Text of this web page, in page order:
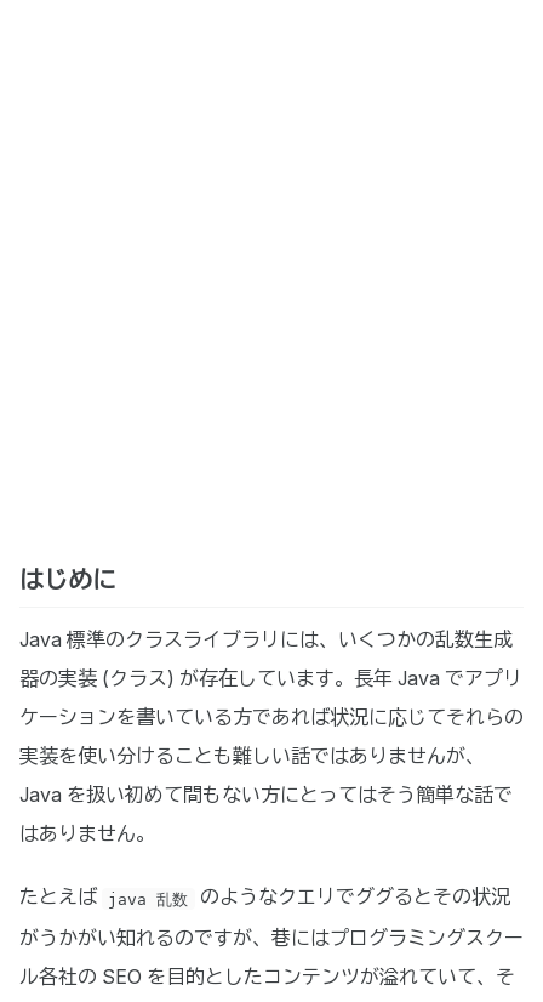
はじめに
Java 標準のクラスライブラリには、いくつかの乱数生成
器の実装 (クラス) が存在しています。長年 Java でアプリ
ケーションを書いている方であれば状況に応じてそれらの
実装を使い分けることも難しい話ではありませんが、
Java を扱い初めて間もない方にとってはそう簡単な話で
はありません。
たとえば java 乱数
のようなクエリでググるとその状況
がうかがい知れるのですが、巷にはプログラミングスクー
ル各社の SEO を目的としたコンテンツが溢れていて、そ